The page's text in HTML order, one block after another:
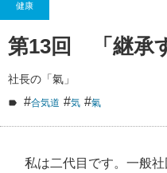
健康
第13回 「継承
社長の「氣」
#合気道 #気 #氣
私は二代目です。一般社